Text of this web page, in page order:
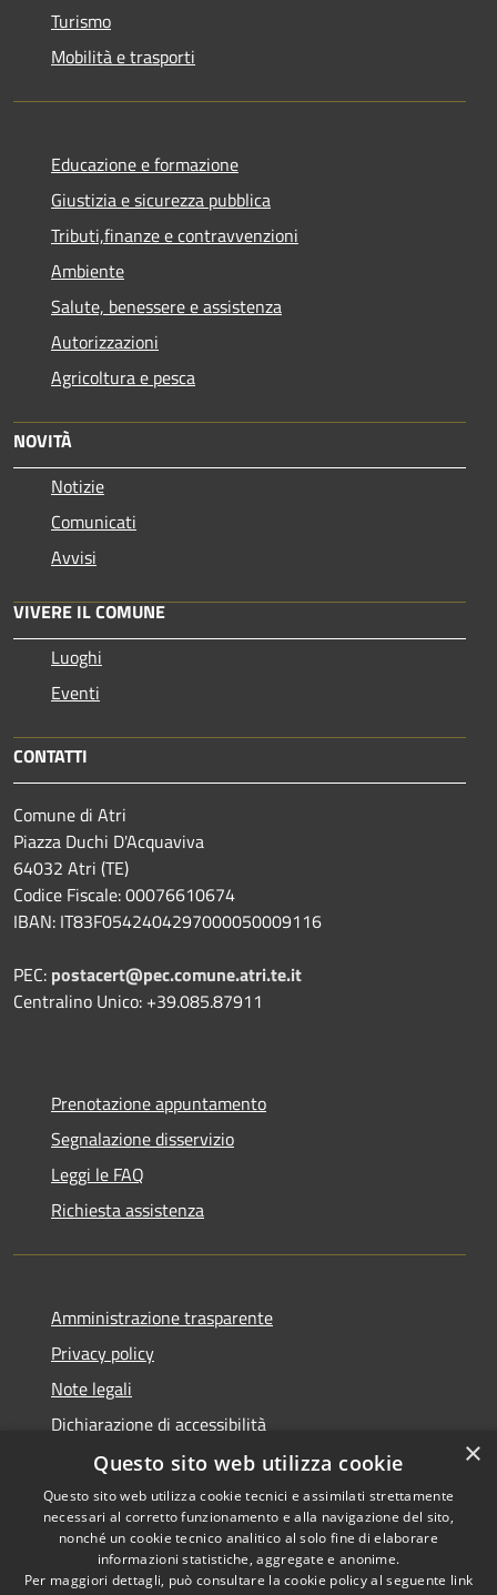
Turismo
Mobilità e trasporti
Educazione e formazione
Giustizia e sicurezza pubblica
Tributi,finanze e contravvenzioni
Ambiente
Salute, benessere e assistenza
Autorizzazioni
Agricoltura e pesca
NOVITÀ
Notizie
Comunicati
Avvisi
VIVERE IL COMUNE
Luoghi
Eventi
CONTATTI
Comune di Atri
Piazza Duchi D'Acquaviva
64032 Atri (TE)
Codice Fiscale: 00076610674
IBAN: IT83F0542404297000050009116
PEC: postacert@pec.comune.atri.te.it
Centralino Unico: +39.085.87911
Prenotazione appuntamento
Segnalazione disservizio
Leggi le FAQ
Richiesta assistenza
Amministrazione trasparente
Privacy policy
Note legali
Dichiarazione di accessibilità
Accessibilità
Privacy
Copyright © 2026 • Comune di
Atri • Powered by
Municipium•Accesso
×
Questo sito web utilizza cookie
Questo sito web utilizza cookie tecnici e assimilati strettamente
necessari al corretto funzionamento e alla navigazione del sito,
nonché un cookie tecnico analitico al solo fine di elaborare
informazioni statistiche, aggregate e anonime.
Per maggiori dettagli, può consultare la cookie policy al seguente link